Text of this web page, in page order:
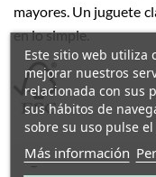
mayores. Un juguete
en lo simple.
–
Este sitio web utiliza
mejorar nuestros
relacionada con sus
sus hábitos de
sobre su uso pulse
Más información